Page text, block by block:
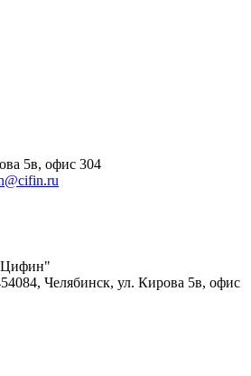
5в, офис 304
Челябинск, ул. Кирова 5в, офис